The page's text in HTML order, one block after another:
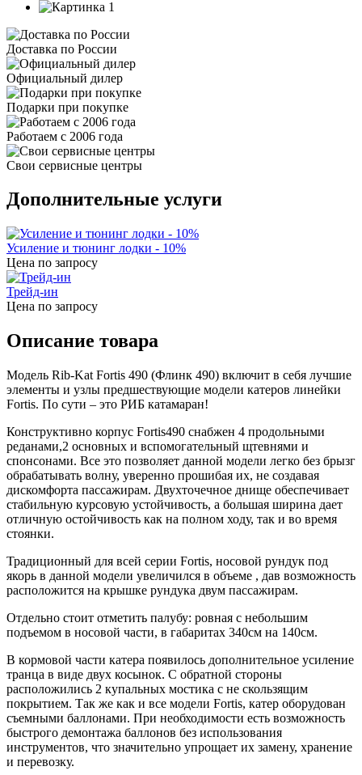
Доставка по России
Официальный дилер
Подарки при покупке
Работаем с 2006 года
Свои сервисные центры
Дополнительные услуги
Усиление и тюнинг лодки - 10%
Цена по запросу
Трейд-ин
Цена по запросу
Описание товара
Модель Rib-Kat Fortis 490 (Флинк 490) включит в себя лучшие
элементы и узлы предшествующие модели катеров линейки
Fortis. По сути – это РИБ катамаран!
Конструктивно корпус Fortis490 снабжен 4 продольными
реданами,2 основных и вспомогательный щтевнями и
спонсонами. Все это позволяет данной модели легко без брызг
обрабатывать волну, уверенно прошибая их, не создавая
дискомфорта пассажирам. Двухточечное днище обеспечивает
стабильную курсовую устойчивость, а большая ширина дает
отличную остойчивость как на полном ходу, так и во время
стоянки.
Традиционный для всей серии Fortis, носовой рундук под
якорь в данной модели увеличился в объеме , дав возможность
расположится на крышке рундука двум пассажирам.
Отдельно стоит отметить палубу: ровная с небольшим
подъемом в носовой части, в габаритах 340см на 140см.
В кормовой части катера появилось дополнительное усиление
транца в виде двух косынок. С обратной стороны
расположились 2 купальных мостика с не скользящим
покрытием. Так же как и все модели Fortis, катер оборудован
съемными баллонами. При необходимости есть возможность
быстрого демонтажа баллонов без использования
инструментов, что значительно упрощает их замену, хранение
и перевозку.